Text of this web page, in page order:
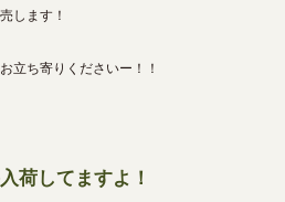
します！
立ち寄りくださいー！！
荷してますよ！